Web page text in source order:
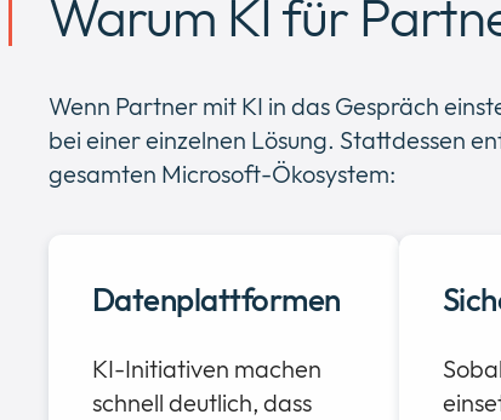
Warum KI für
Wenn Partner mit KI in das Gespräch
bei einer einzelnen Lösung. Stattdessen
gesamten Microsoft-Ökosystem:
Datenplattformen
KI-Initiativen machen
schnell deutlich, dass